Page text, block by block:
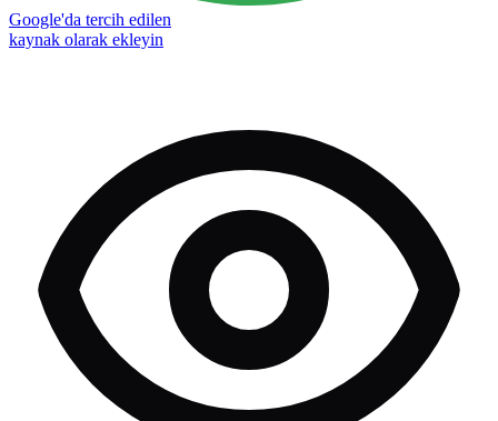
Google'da tercih edilen
kaynak olarak ekleyin